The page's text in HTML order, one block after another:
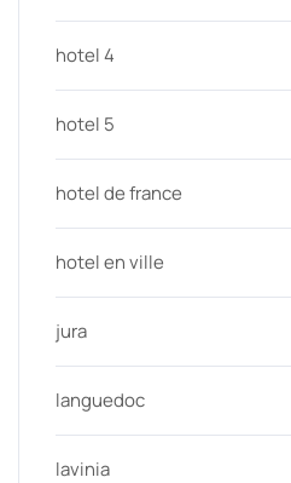
hotel 4
hotel 5
hotel de france
hotel en ville
jura
languedoc
lavinia